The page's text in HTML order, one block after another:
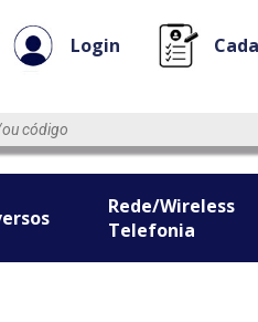
Login
Rede/Wireless
Telefonia